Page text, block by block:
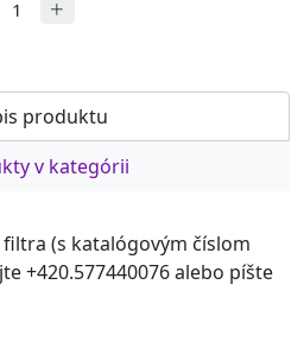
produktu
v kategórii
(s katalógovým číslom
+420.577440076 alebo píšte